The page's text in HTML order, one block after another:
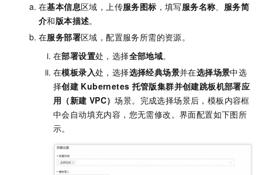
在基本信息区域，上传服务图标 ，填写服务名称、 服务简
介和版本描述。
在服务部署区域，配置服务所需的资源。
在部署设置处，选择全部地域。
在模板录入处，选择选择经典场景并在选择场景中选
择创建 Kubernetes 托管版集群并创建跳板机部署应
用（新建 VPC）场景。完成选择场景后，模板内容框
中会自动填充内容，您无需修改。界面配置如下图所
示。